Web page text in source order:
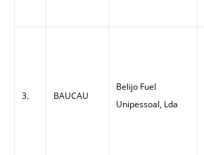
3. BAUCAU
Belijo Fuel
Unipessoal, Lda